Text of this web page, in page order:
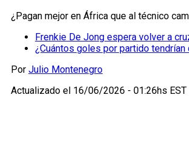
¿Pagan mejor en África que al técnico
Frenkie De Jong espera volver a
¿Cuántos goles por partido
Por Julio Montenegro
Actualizado el 16/06/2026 - 01:26hs EST